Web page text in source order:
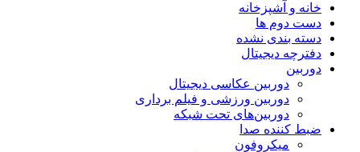
خانه و آشپزخانه
دست دوم ها
دسته بندی نشده
دفترچه دیجیتال
دوربین
دوربین عکاسی دیجیتال
دوربین‌ ورزشی و فیلم برداری
دوربین‌های تحت شبکه
ضبط کننده صدا
میکروفون